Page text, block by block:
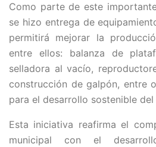
Como parte de este
se hizo entrega de
permitirá mejorar la
entre ellos: balanza de
selladora al vacío,
construcción de galpón, entre
para el desarrollo sostenible
Esta iniciativa reafirma el
municipal con el